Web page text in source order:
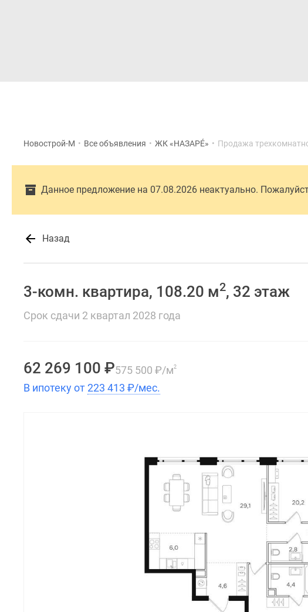
Новострой-М • Все объявления • ЖК «НАЗАРÉ» • Продажа
Данное предложение на 07.08.2026 неактуально.
Назад
3-комн. квартира, 108.20 м2, 32 этаж
Срок сдачи 2 квартал 2028 года
62 269 100 ₽575 500 ₽/м2
В ипотеку от223 413 ₽/мес.